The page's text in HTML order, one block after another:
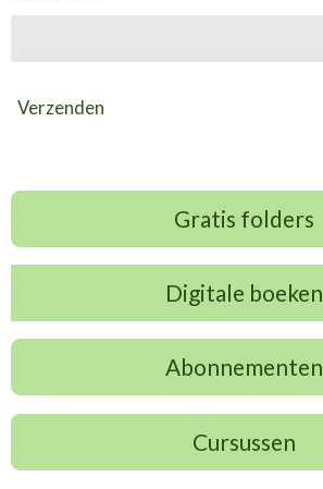
Verzenden
Gratis folders
Digitale boeken
Abonnementen
Cursussen